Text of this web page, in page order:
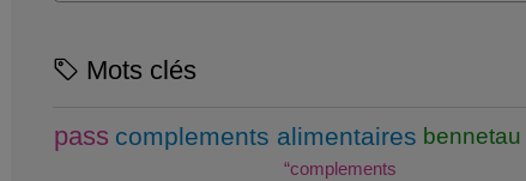
Mots clés
pass complements alimentaires bennetau
“complements